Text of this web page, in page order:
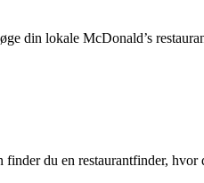
din lokale McDonald’s
finder du en restaurantfinder,